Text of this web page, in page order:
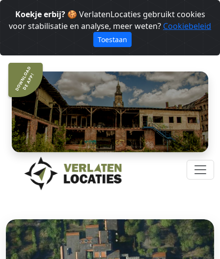
Koekje erbij?🍪 VerlatenLocaties gebruikt cookies
voor stabilisatie en analyse, meer weten? Cookiebeleid
Toestaan
DOWNLOAD
DE APP!